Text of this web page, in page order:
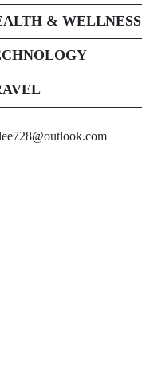
& WELLNESS